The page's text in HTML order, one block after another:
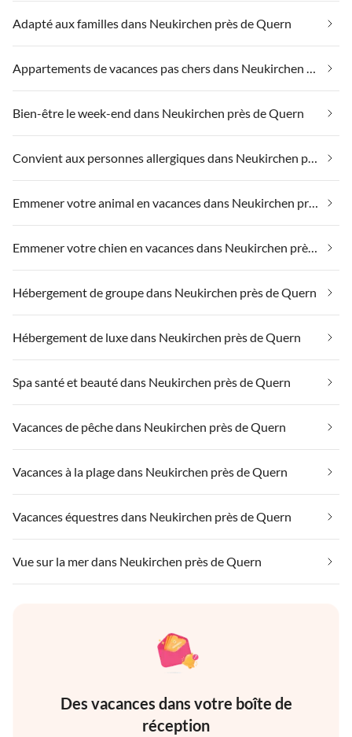
gewünscht zurückziehen
oder aber im großen
Wohnzimmer- und
Küchenbereich die
genießen.
Adapté aux familles dans Neukirchen près de Quern
Appartements de vacances pas chers dans Neukirchen près de Quern
Bien-être le week-end dans Neukirchen près de Quern
Convient aux personnes allergiques dans Neukirchen près de Quern
Emmener votre animal en vacances dans Neukirchen près de Quern
Emmener votre chien en vacances dans Neukirchen près de Quern
Hébergement de groupe dans Neukirchen près de Quern
Hébergement de luxe dans Neukirchen près de Quern
Spa santé et beauté dans Neukirchen près de Quern
Vacances de pêche dans Neukirchen près de Quern
Vacances à la plage dans Neukirchen près de Quern
Vacances équestres dans Neukirchen près de Quern
Vue sur la mer dans Neukirchen près de Quern
Des vacances dans votre boîte de
réception